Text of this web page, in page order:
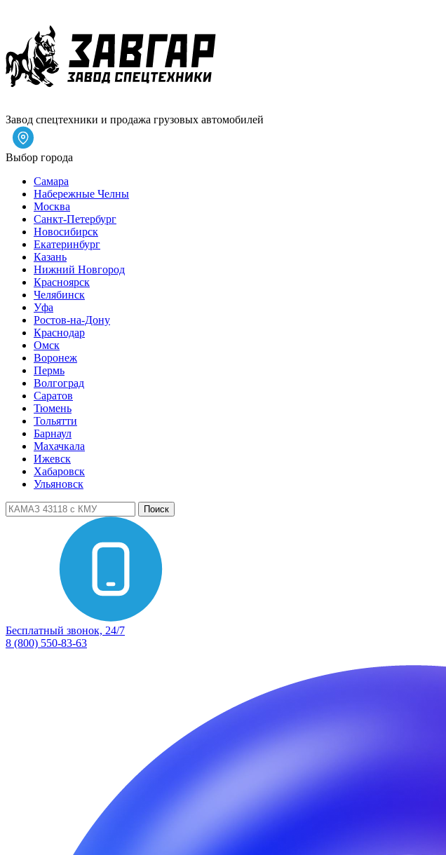
Завод спецтехники и продажа грузовых автомобилей
Выбор города
Самара
Набережные Челны
Москва
Санкт-Петербург
Новосибирск
Екатеринбург
Казань
Нижний Новгород
Красноярск
Челябинск
Уфа
Ростов-на-Дону
Краснодар
Омск
Воронеж
Пермь
Волгоград
Саратов
Тюмень
Тольятти
Барнаул
Махачкала
Ижевск
Хабаровск
Ульяновск
Поиск
Бесплатный звонок, 24/7
8 (800) 550-83-63